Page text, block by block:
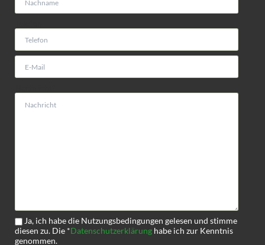
Pflichtfeld
Ja, ich habe die Nutzungsbedingungen gelesen und stimme
diesen zu. Die *Datenschutzerklärunghabe ich zur Kenntnis
genommen.